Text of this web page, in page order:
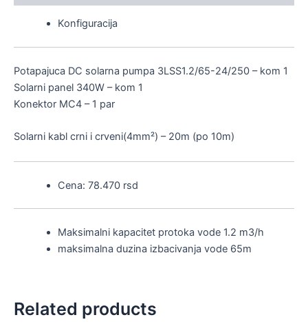
Konfiguracija
Potapajuca DC solarna pumpa 3LSS1.2/65-24/250 – kom 1
Solarni panel 340W – kom 1
Konektor MC4 – 1 par
Solarni kabl crni i crveni(4mm²) – 20m (po 10m)
Cena: 78.470 rsd
Maksimalni kapacitet protoka vode 1.2 m3/h
maksimalna duzina izbacivanja vode 65m
Related products